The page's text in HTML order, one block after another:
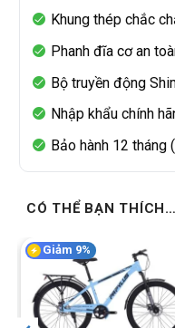
Khung thép chắc
Phanh đĩa cơ an
Bộ truyền động
Nhập khẩu chính
Bảo hành 12 tháng
CÓ THỂ BẠN THÍCH…
Giảm 9%